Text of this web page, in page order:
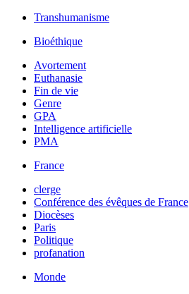
Transhumanisme
Bioéthique
Avortement
Euthanasie
Fin de vie
Genre
GPA
Intelligence artificielle
PMA
France
clerge
Conférence des évêques de France
Diocèses
Paris
Politique
profanation
Monde